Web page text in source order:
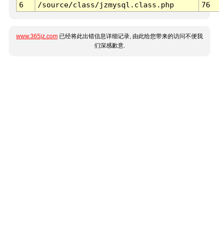
6
/source/class/jzmysql.class.php 76
www.365jz.com 已经将此出错信息详细记录, 由此给您带来的访问不便我
们深感歉意.